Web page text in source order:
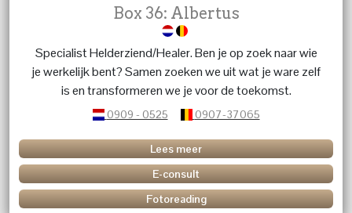
Box 36: Albertus
Specialist Helderziend/Healer. Ben je op zoek naar wie
je werkelijk bent? Samen zoeken we uit wat je ware zelf
is en transformeren we je voor de toekomst.
0909 - 0525 0907-37065
Lees meer
E-consult
Fotoreading